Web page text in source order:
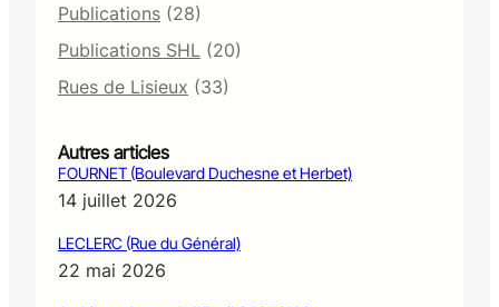
Publications (28)
Publications SHL (20)
Rues de Lisieux (33)
Autres articles
FOURNET (Boulevard Duchesne et Herbet)
14 juillet 2026
LECLERC (Rue du Général)
22 mai 2026